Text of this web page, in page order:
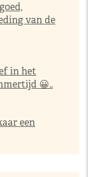
van de
in het
😀..
een